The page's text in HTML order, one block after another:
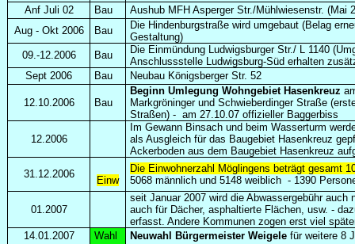
Anf Juli 02
Bau
Aushub MFH Asperger Str./Mühlwiesenstr. (Mai
Aug - Okt 2006
Bau
Die Hindenburgstraße wird umgebaut (Belag
Gestaltung)
09.-12.2006
Bau
Die Einmündung Ludwigsburger Str./ L 1140
Anschlussstelle Ludwigsburg-Süd erhalten
Sept 2006
Bau Neubau Königsberger Str. 52
12.10.2006 Bau
Beginn Umlegung Wohngebiet Hasenkreuz
Markgröninger und Schwieberdinger Straße
Straßen) - am 27.10.07 offizieller Baggerbiss
12.2006
Im Gewann Binsach und beim Wasserturm
als Ausgleich für das Baugebiet Hasenkreuz
Ackerboden aus dem Baugebiet Hasenkreuz
31.12.2006
Einw
Die Einwohnerzahl Möglingens beträgt gesamt
5068 männlich und 5148 weiblich - 1390
01.2007
seit Januar 2007 wird die Abwassergebühr
auch für Dächer, asphaltierte Flächen, usw. -
erfasst. Andere Kommunen zogen erst viel
14.01.2007
Wahl Neuwahl Bürgermeister Weigelefür weitere 8